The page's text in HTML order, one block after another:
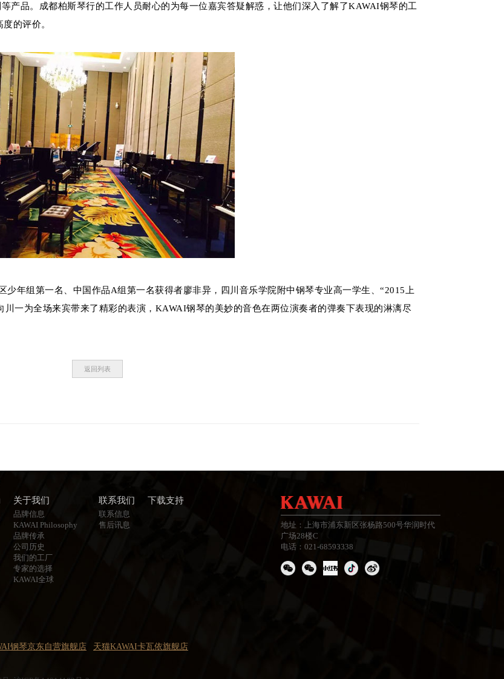
品。成都柏斯琴行的工作人员耐心的为每一位嘉宾答疑解惑，让他们深入了解了KAWAI钢琴的工
的评价。
年组第一名、中国作品A组第一名获得者廖非异，四川音乐学院附中钢琴专业高一学生、“2015上
一为全场来宾带来了精彩的表演，KAWAI钢琴的美妙的音色在两位演奏者的弹奏下表现的淋漓尽
返回列表
关于我们
品牌信息
KAWAI Philosophy
品牌传承
公司历史
我们的工厂
专家的选择
KAWAI全球
联系我们
联系信息
售后讯息
下载支持
地址：上海市浦东新区张杨路500号华润时代
广场28楼C
电话：021-68593338
钢琴京东自营旗舰店 天猫KAWAI卡瓦依旗舰店